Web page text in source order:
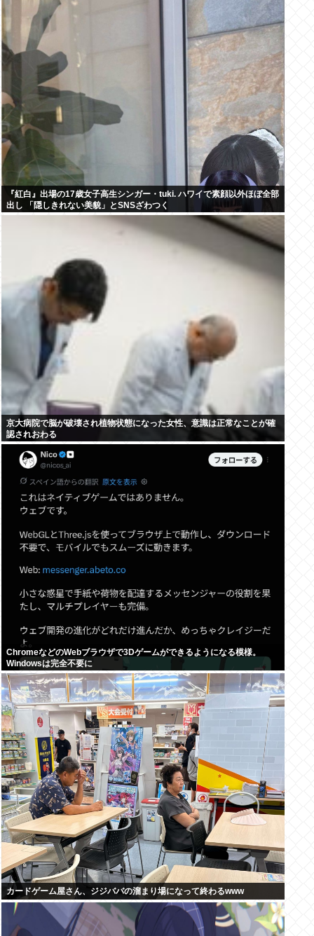
『紅白』出場の17歳女子高生シンガー・tuki. ハワイで素顔以外ほぼ全部
出し 「隠しきれない美貌」とSNSざわつく
京大病院で脳が破壊され植物状態になった女性、意識は正常なことが確
認されおわる
ChromeなどのWebブラウザで3Dゲームができるようになる模様。
Windowsは完全不要に
カードゲーム屋さん、ジジババの溜まり場になって終わるwww